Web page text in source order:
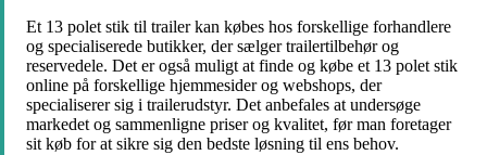
Et 13 polet stik til trailer kan købes hos forskellige forhandlere
og specialiserede butikker, der sælger trailertilbehør og
reservedele. Det er også muligt at finde og købe et 13 polet stik
online på forskellige hjemmesider og webshops, der
specialiserer sig i trailerudstyr. Det anbefales at undersøge
markedet og sammenligne priser og kvalitet, før man foretager
sit køb for at sikre sig den bedste løsning til ens behov.